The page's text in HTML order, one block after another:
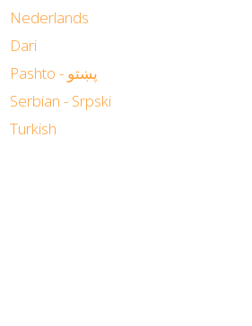
Nederlands
Dari
Pashto - پښتو
Serbian - Srpski
Turkish